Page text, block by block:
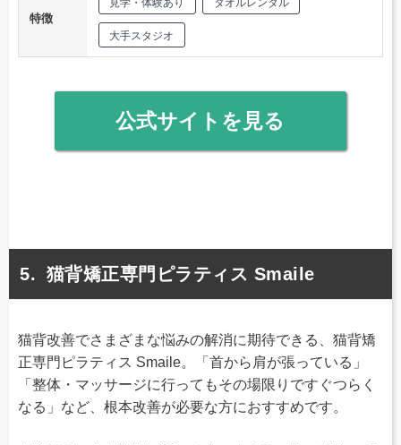
特徴
見学・体験あり タオルレンタル
大手スタジオ
公式サイトを見る
猫背矯正専門ピラティス Smaile
猫背改善でさまざまな悩みの解消に期待できる、猫背矯
正専門ピラティス Smaile。「首から肩が張っている」
「整体・マッサージに行ってもその場限りですぐつらく
なる」など、根本改善が必要な方におすすめです。